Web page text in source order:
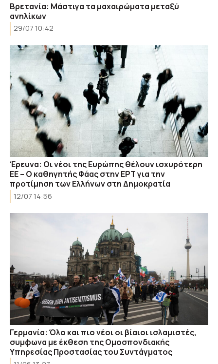
Βρετανία: Μάστιγα τα μαχαιρώματα μεταξύ
ανηλίκων
29/07 10:42
Έρευνα: Οι νέοι της Ευρώπης θέλουν ισχυρότερη
ΕΕ – Ο καθηγητής Φάας στην ΕΡΤ για την
προτίμηση των Ελλήνων στη Δημοκρατία
12/07 14:56
Γερμανία: Όλο και πιο νέοι οι βίαιοι ισλαμιστές,
συμφωνα με έκθεση της Ομοσπονδιακής
Υπηρεσίας Προστασίας του Συντάγματος